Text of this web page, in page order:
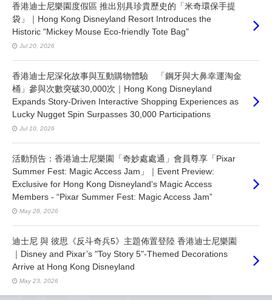
香港迪士尼樂園度假區 推出別具珍貴歷史的「米奇環保手提
袋」｜Hong Kong Disneyland Resort Introduces the
Historic "Mickey Mouse Eco-friendly Tote Bag"
Jul 20, 2026
香港迪士尼深化故事與互動購物體驗 「鋼牙與大鼻幸運淘金
桶」參與次數突破30,000次｜Hong Kong Disneyland
Expands Story-Driven Interactive Shopping Experiences as
Lucky Nugget Spin Surpasses 30,000 Participations
Jul 10, 2026
活動預告：香港迪士尼樂園「奇妙處處通」會員尊享「Pixar
Summer Fest: Magic Access Jam」｜Event Preview:
Exclusive for Hong Kong Disneyland's Magic Access
Members - “Pixar Summer Fest: Magic Access Jam”
May 28, 2026
迪士尼 與 彼思《反斗奇兵5》主題佈置登陸 香港迪士尼樂園
｜Disney and Pixar’s "Toy Story 5"-Themed Decorations
Arrive at Hong Kong Disneyland
May 23, 2026